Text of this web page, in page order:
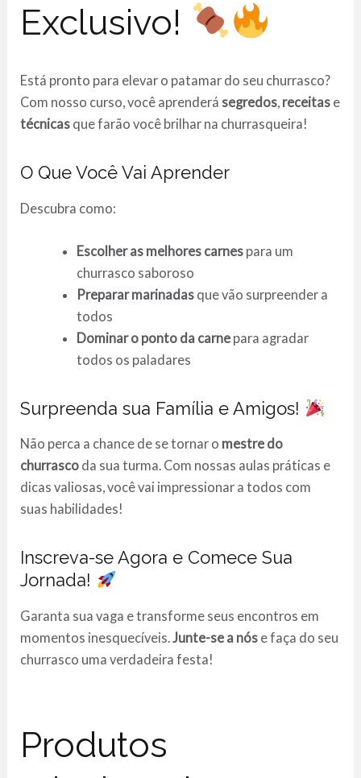
Exclusivo!
Está pronto para elevar o patamar do seu churrasco?
Com nosso curso, você aprenderá segredos, receitas e
técnicas que farão você brilhar na churrasqueira!
O Que Você Vai Aprender
Descubra como:
Escolher as melhores carnespara um
churrasco saboroso
Preparar marinadasque vão surpreender a
todos
Dominar o ponto da carnepara agradar
todos os paladares
Surpreenda sua Família e Amigos!
Não perca a chance de se tornar o mestre do
churrasco da sua turma. Com nossas aulas práticas e
dicas valiosas, você vai impressionar a todos com
suas habilidades!
Inscreva-se Agora e Comece Sua
Jornada!
Garanta sua vaga e transforme seus encontros em
momentos inesquecíveis. Junte-se a nós e faça do seu
churrasco uma verdadeira festa!
Produtos